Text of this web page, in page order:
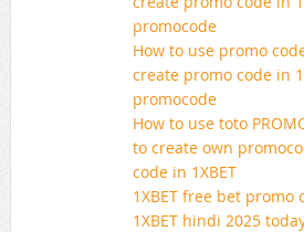
promocode
How to use promo
create promo code in
promocode
How to use toto
to create own
code in 1XBET
1XBET free bet promo
1XBET hindi 2025